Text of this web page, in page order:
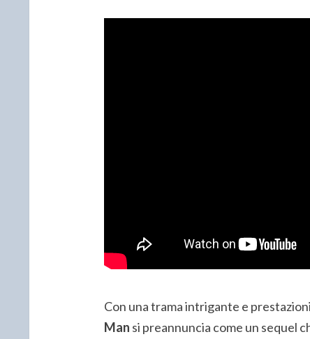
Con una trama intrigante e
Man si preannuncia come un sequel